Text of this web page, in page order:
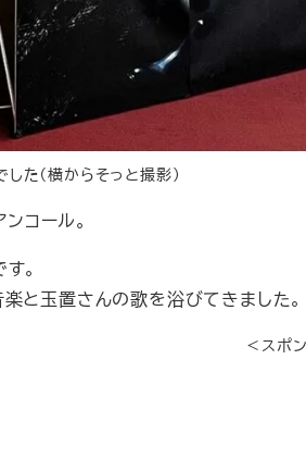
た（横からそっと撮影）
コール。
。
と玉置さんの歌を浴びてきました。
＜スポ